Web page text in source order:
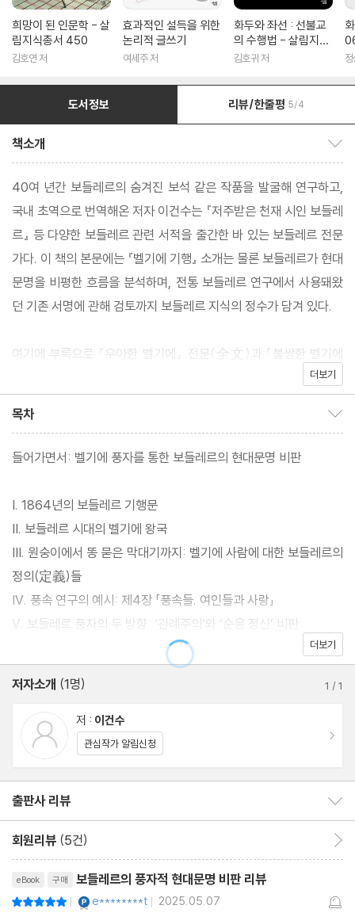
희망이 된 인문학 - 살
림지식총서 450
김호연 저
효과적인 설득을 위한
논리적 글쓰기
여세주 저
화두와 좌선 : 선불교
의 수행법 - 살림지식
총서 316
김호귀 저
도서정보 리뷰/한줄평 5/4
책소개
40여 년간 보들레르의 숨겨진 보석 같은 작품을 발굴해 연구하고,
국내 초역으로 번역해온 저자 이건수는 『저주받은 천재 시인 보들레
르』 등 다양한 보들레르 관련 서적을 출간한 바 있는 보들레르 전문
가다. 이 책의 본문에는 『벨기에 기행』 소개는 물론 보들레르가 현대
문명을 비평한 흐름을 분석하며, 전통 보들레르 연구에서 사용돼왔
던 기존 서명에 관해 검토까지 보들레르 지식의 정수가 담겨 있다.
여기에 부록으로 『우아한 벨기에』 전문(全文)과 『불쌍한 벨기에
여!』를 위한 「개요」 전문 그리고 보들레르 생전의 마지막 시집(186
아한 벨기에』와 「개요」는 국내 첫 완역이므로, 본문의 이해를 도울
뿐만 아니라 숨겨진 보들레르의 진품(珍品)을 찾아 읽는 기쁨을 함
더보기
목차
들어가면서: 벨기에 풍자를 통한 보들레르의 현대문명 비판
I. 1864년의 보들레르 기행문
II. 보들레르 시대의 벨기에 왕국
III. 원숭이에서 똥 묻은 막대기까지: 벨기에 사람에 대한 보들레르의
정의(定義)들
IV. 풍속 연구의 예시: 제4장 「풍속들. 여인들과 사랑」
V. 보들레르 풍자의 두 방향: ‘관례주의’와 ‘순응 정신’ 비판
VI. 『벨기에 기행』의 제목 선정과 문학적 의의
VIII. 풍자 문학의 절정, 미완의 산문집 『불쌍한 벨기에여!』
[부록 1] 보들레르의 풍자시집 『우아한 벨기에』(국내 최초 완역)
[부록 3] 잊혀진 시집 『표류물』 에 실린 세 편의 익살 풍자시
주
샤를 보들레르 연보
참고문헌
더보기
저자소개 (1명) 1 /1
저 : 이건수
관심작가 알림신청
출판사 리뷰
회원리뷰 (5건)
eBook 구매 보들레르의 풍자적 현대문명 비판 리뷰
| e********t | 2025.05.07